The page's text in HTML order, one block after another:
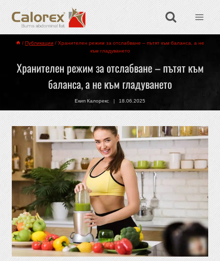
/ Публикации / Хранителен режим за отслабване – пътят към баланса, а не
към гладуването
Хранителен режим за отслабване – пътят към
баланса, а не към гладуването
Екип Калорекс 18.06.2025